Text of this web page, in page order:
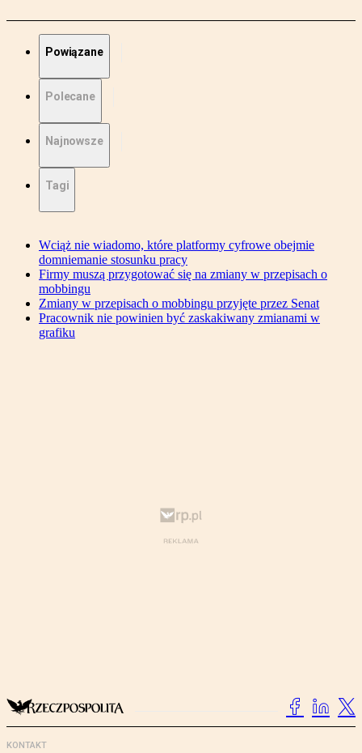
Powiązane
Polecane
Najnowsze
Tagi
Wciąż nie wiadomo, które platformy cyfrowe obejmie
domniemanie stosunku pracy
Firmy muszą przygotować się na zmiany w przepisach o
mobbingu
Zmiany w przepisach o mobbingu przyjęte przez Senat
Pracownik nie powinien być zaskakiwany zmianami w
grafiku
KONTAKT